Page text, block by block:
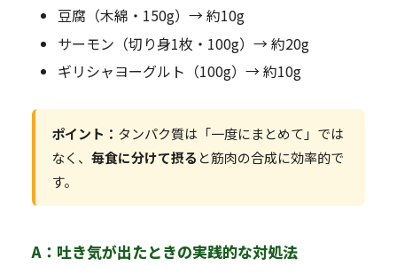
豆腐（木綿・150g）→ 約10g
サーモン（切り身1枚・100g）→ 約20g
ギリシャヨーグルト（100g）→ 約10g
ポイント： タンパク質は「一度にまとめて」では
なく、 毎食に分けて摂る と筋肉の合成に効率的で
す。
A：吐き気が出たときの実践的な対処法